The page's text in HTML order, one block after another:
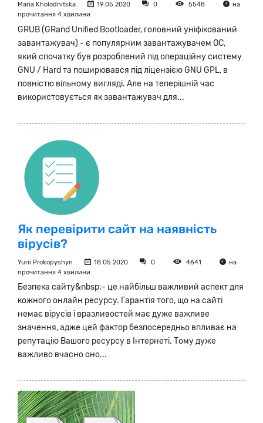
Maria Kholodnitska 19.05.2020 0 5548
на
прочитання 4 хвилини
GRUB (GRand Unified Bootloader, головний уніфікований
завантажувач) - є популярним завантажувачем ОС,
який спочатку був розроблений під операційну систему
GNU / Hard та поширювався під ліцензією GNU GPL, в
повністю вільному вигляді. Але на теперішній час
використовується як завантажувач для...
Як перевірити сайт на наявність
вірусів?
Yurii Prokopyshyn 18.05.2020 0 4641
на
прочитання 4 хвилини
Безпека сайту&nbsp;- це найбільш важливий аспект для
кожного онлайн ресурсу. Гарантія того, що на сайті
немає вірусів і вразливостей має дуже важливе
значення, адже цей фактор безпосередньо впливає на
репутацію Вашого ресурсу в Інтернеті. Тому дуже
важливо вчасно оно...